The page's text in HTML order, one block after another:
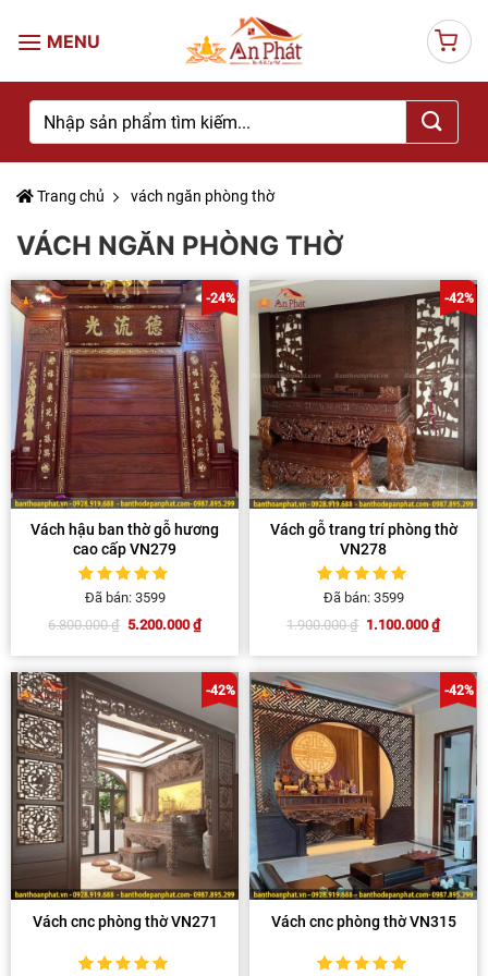
Tìm
kiếm:
Trang chủ vách ngăn phòng thờ
VÁCH NGĂN PHÒNG THỜ
-24%
Vách hậu ban thờ gỗ hương
cao cấp VN279
5trên 5 dựa
1Đã bán: 3599
6.800.000₫ Giá
là:
6.800.000 ₫.
5.200.000₫
Giá
tại
là:
5.200.000 ₫.
-42%
Vách gỗ trang trí phòng thờ
VN278
5trên 5 dựa
1Đã bán: 3599
1.900.000₫
Giá
là:
1.900.000 ₫.
1.100.000₫
Giá
tại
là:
1.100.000 ₫.
-42%
Vách cnc phòng thờ VN271
-42%
Vách cnc phòng thờ VN315